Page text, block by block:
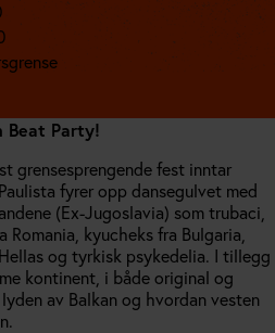
Beat Party!
grensesprengende fest inntar
fyrer opp dansegulvet med
(Ex-Jugoslavia) som trubaci,
Romania, kyucheks fra Bulgaria,
og tyrkisk psykedelia. I tillegg
kontinent, i både original og
av Balkan og hvordan vesten